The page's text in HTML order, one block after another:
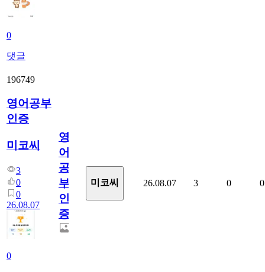
0
댓글
196749
영어공부
인증
미코씨
3
0
0
26.08.07
0
영
어
공
부
인
증
미코씨 26.08.07 3 0 0